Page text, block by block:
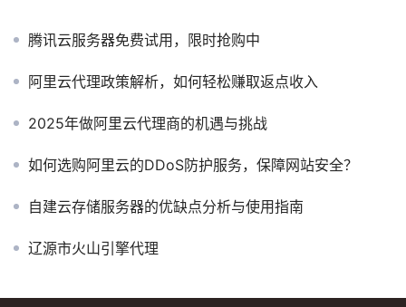
腾讯云服务器免费试用，限时抢购中
阿里云代理政策解析，如何轻松赚取返点收入
2025年做阿里云代理商的机遇与挑战
如何选购阿里云的DDoS防护服务，保障网站安全？
自建云存储服务器的优缺点分析与使用指南
辽源市火山引擎代理